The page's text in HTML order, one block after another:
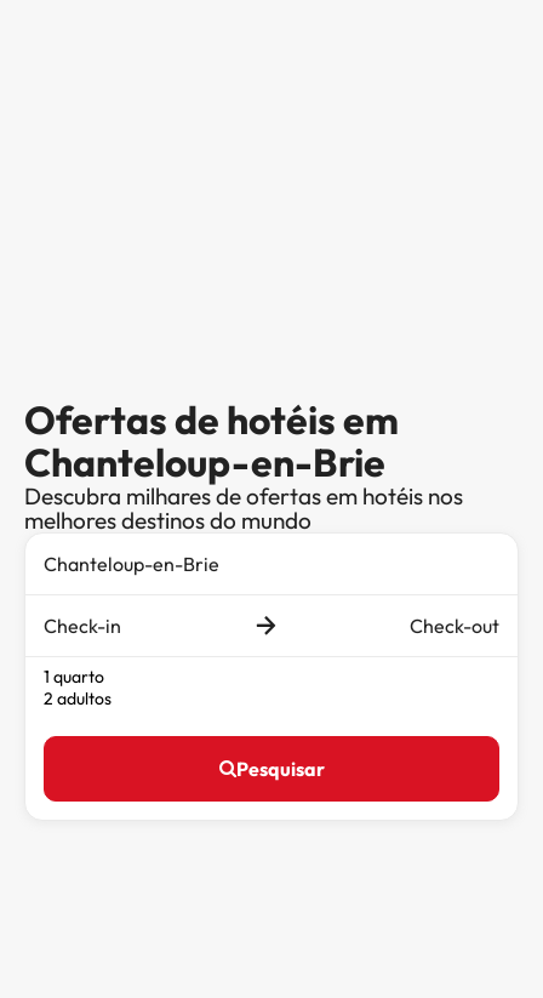
Ofertas de hotéis em
Chanteloup-en-Brie
Descubra milhares de ofertas em hotéis nos
melhores destinos do mundo
Check-in Check-out
1 quarto
2 adultos
Pesquisar